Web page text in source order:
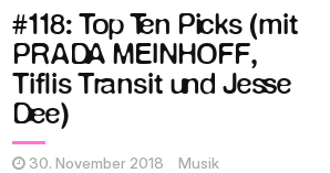
#118: Top Ten Picks (mit
PRADA MEINHOFF,
Tiflis Transit und Jesse
Dee)
30. November 2018 Musik